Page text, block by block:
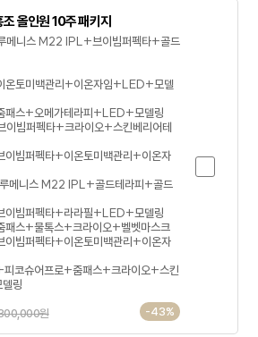
올인원 10주 패키지
메니스 M22 IPL+브이빔퍼펙타+골드
온토미백관리+이온자임+LED+모델
패스+오메가테라피+LED+모델링
이빔퍼펙타+크라이오+스킨베리어테
이빔퍼펙타+이온토미백관리+이온자
메니스 M22 IPL+골드테라피+골드
이빔퍼펙타+라라필+LED+모델링
패스+물톡스+크라이오+벨벳마스크
이빔퍼펙타+이온토미백관리+이온자
코슈어프로+줌패스+크라이오+스킨
링
원 -43%